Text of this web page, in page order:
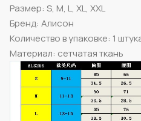
Размер: S, M, L, XL, XXL
Бренд: Алисон
Количество в упаковке: 1
Материал: сетчатая ткань